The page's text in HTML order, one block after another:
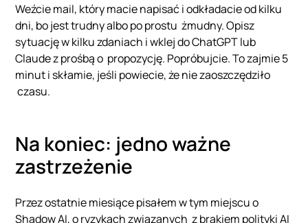
Weźcie mail, który macie napisać i odkładacie od kilku
dni, bo jest trudny albo po prostu żmudny. Opisz
sytuację w kilku zdaniach i wklej do ChatGPT lub
Claude z prośbą o propozycję. Popróbujcie. To zajmie 5
minut i skłamie, jeśli powiecie, że nie zaoszczędziło
czasu.
Na koniec: jedno ważne
zastrzeżenie
Przez ostatnie miesiące pisałem w tym miejscu o
Shadow AI, o ryzykach związanych z brakiem polityki AI